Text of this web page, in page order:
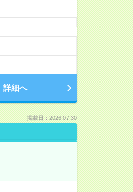
詳細へ
掲載日：2026.07.30